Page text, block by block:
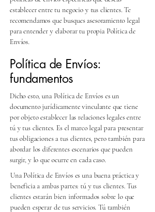
establecer entre tu negocio y tus clientes. Te
recomendamos que busques asesoramiento legal
para entender y elaborar tu propia Política de
Envíos.
Política de Envíos:
fundamentos
Dicho esto, una Política de Envíos es un
documento jurídicamente vinculante que tiene
por objeto establecer las relaciones legales entre
tú y tus clientes. Es el marco legal para presentar
tus obligaciones a tus clientes, pero también para
abordar los diferentes escenarios que pueden
surgir, y lo que ocurre en cada caso.
Una Política de Envíos es una buena práctica y
beneficia a ambas partes: tú y tus clientes. Tus
clientes estarán bien informados sobre lo que
pueden esperar de tus servicios. Tú también